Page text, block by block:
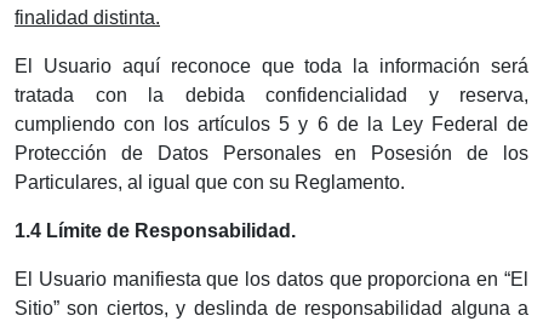
finalidad distinta.
El Usuario aquí reconoce que toda la información será
tratada con la debida confidencialidad y reserva,
cumpliendo con los artículos 5 y 6 de la Ley Federal de
Protección de Datos Personales en Posesión de los
Particulares, al igual que con su Reglamento.
1.4 Límite de Responsabilidad.
El Usuario manifiesta que los datos que proporciona en “El
Sitio” son ciertos, y deslinda de responsabilidad alguna a